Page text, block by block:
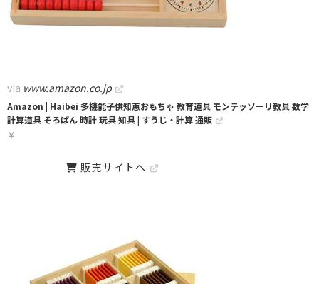
via www.amazon.co.jp
Amazon | Haibei 多機能子供知恵おもちゃ 教育道具 モンテッソーリ教具 数学
計算道具 そろばん 時計 玩具 知具 | すうじ・計算 通販
￥
販売サイトへ